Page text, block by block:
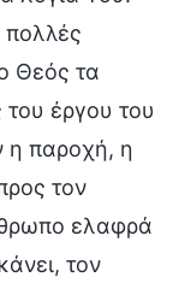
πολλές
Θεός τα
έργου του
η παροχή, η
τον
ελαφρά
τον